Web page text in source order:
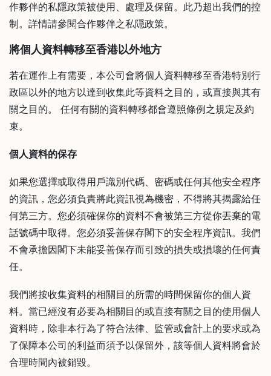
2
:
0
0
p
m
-
9
0
p
m
聯
絡
電
：
5
4
8
2
作夥伴的私隱政策被使用、處理及保留。此乃超出我們的控
制。詳情請參閱合作夥伴之私隠政策。
將個人資料轉移至香港以外地方
若在運作上有需要，本公司會將個人資料轉移至香港特別行
政區以外的地方以達到收集此等資料之目的，或直接與其有
關之目的。 任何有關的資料轉移都會遵照條例之規定及約
束。
個人資料的保存
如果您選擇或取得用戶識別代碼、密碼或任何其他安全程序
的資訊，您必須負責將此資訊視為機密，不得將其揭露給任
何第三方。您必須確保你的資料不會被第三方從你丟棄的電
話號碼中取得。您必須妥善保存閣下的安全程序資訊。我們
不會承擔因閣下未能妥善保存而引致的損失或損壞的任何責
任。
我們將按收集資料的相關目的所需的時間保留你的個人資
料。當已經沒有必要為相關目的或直接有關之目的使用個人
資料時，除非本行為了符合法律、監管或會計上的要求或為
了保障本公司的利益而須予以保留外，該等個人資料將會於
合理時間內被銷毀。